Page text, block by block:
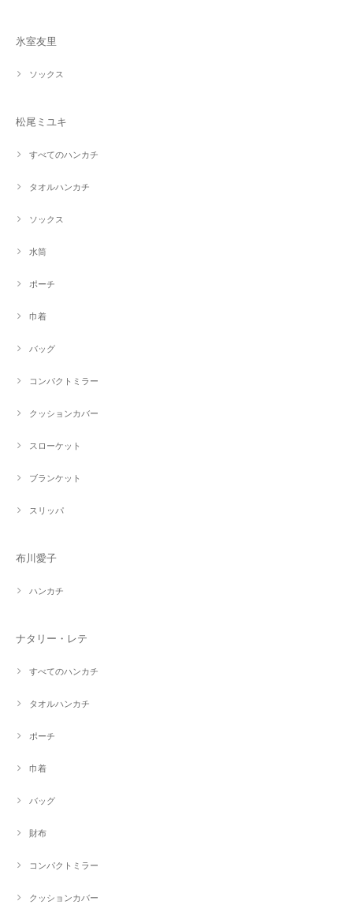
氷室友里
ソックス
松尾ミユキ
すべてのハンカチ
タオルハンカチ
ソックス
水筒
ポーチ
巾着
バッグ
コンパクトミラー
クッションカバー
スローケット
ブランケット
スリッパ
布川愛子
ハンカチ
ナタリー・レテ
すべてのハンカチ
タオルハンカチ
ポーチ
巾着
バッグ
財布
コンパクトミラー
クッションカバー